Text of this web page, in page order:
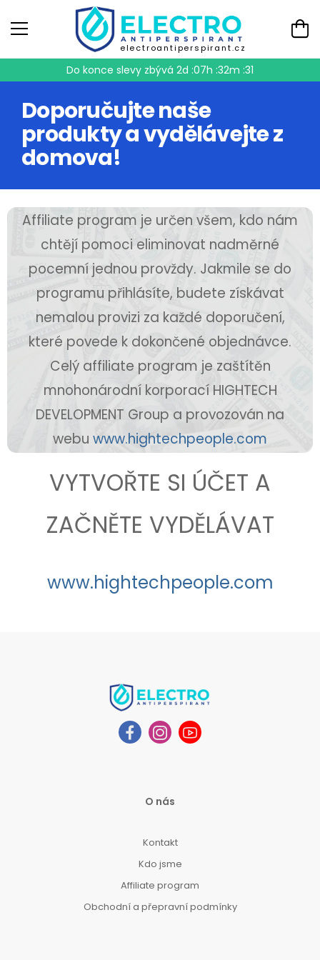
electroantiperspirant.cz
Do konce slevy zbývá 2d :07h :32m :31
Doporučujte naše
produkty a vydělávejte z
domova!
Affiliate program je určen všem, kdo nám
chtějí pomoci eliminovat nadměrné
pocemní jednou provždy. Jakmile se do
programu přihlásíte, budete získávat
nemalou provizi za každé doporučení,
které povede k dokončené objednávce.
Celý affiliate program je zaštítěn
mnohonárodní korporací HIGHTECH
DEVELOPMENT Group a provozován na
webu www.hightechpeople.com
VYTVOŘTE SI ÚČET A
ZAČNĚTE VYDĚLÁVAT
www.hightechpeople.com
O nás
Kontakt
Kdo jsme
Affiliate program
Obchodní a přepravní podmínky